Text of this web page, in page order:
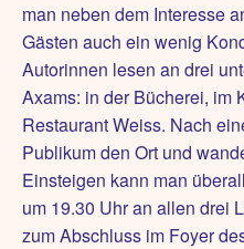
man neben dem Interesse
Gästen auch ein wenig
Autorinnen lesen an drei
Axams: in der Bücherei, im
Restaurant Weiss. Nach
Publikum den Ort und
Einsteigen kann man
um 19.30 Uhr an allen drei
zum Abschluss im Foyer